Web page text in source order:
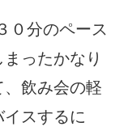
０分のペース
ったかなり
飲み会の軽
スするに